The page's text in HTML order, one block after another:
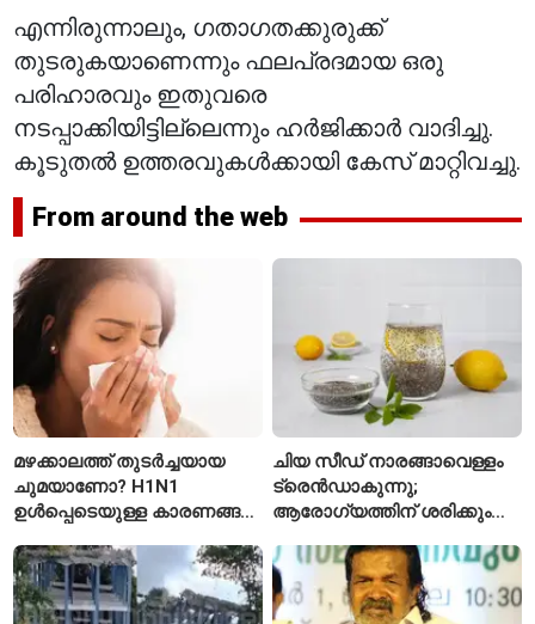
എന്നിരുന്നാലും, ഗതാഗതക്കുരുക്ക്
തുടരുകയാണെന്നും ഫലപ്രദമായ ഒരു
പരിഹാരവും ഇതുവരെ
നടപ്പാക്കിയിട്ടില്ലെന്നും ഹർജിക്കാർ വാദിച്ചു.
കൂടുതൽ ഉത്തരവുകൾക്കായി കേസ് മാറ്റിവച്ചു.
From around the web
മഴക്കാലത്ത് തുടർച്ചയായ
ചുമയാണോ? H1N1
ഉൾപ്പെടെയുള്ള കാരണങ്ങൾ
ചിയ സീഡ് നാരങ്ങാവെള്ളം
ട്രെൻഡാകുന്നു;
ആരോഗ്യത്തിന് ശരിക്കും